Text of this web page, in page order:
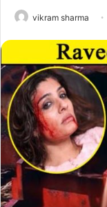
vikram sharma